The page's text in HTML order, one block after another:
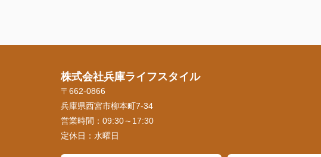
株式会社兵庫ライフスタイル
〒662-0866
兵庫県西宮市柳本町7-34
営業時間： 09:30～17:30
定休日： 水曜日